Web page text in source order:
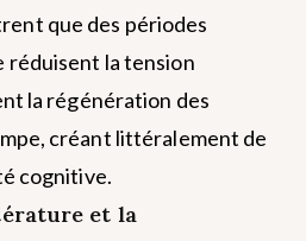
que des périodes
réduisent la tension
la régénération des
créant littéralement de
cognitive.
et la